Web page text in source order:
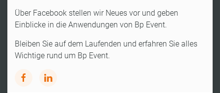
Über Facebook stellen wir Neues vor und geben
Einblicke in die Anwendungen von Bp Event.
Bleiben Sie auf dem Laufenden und erfahren Sie alles
Wichtige rund um Bp Event.